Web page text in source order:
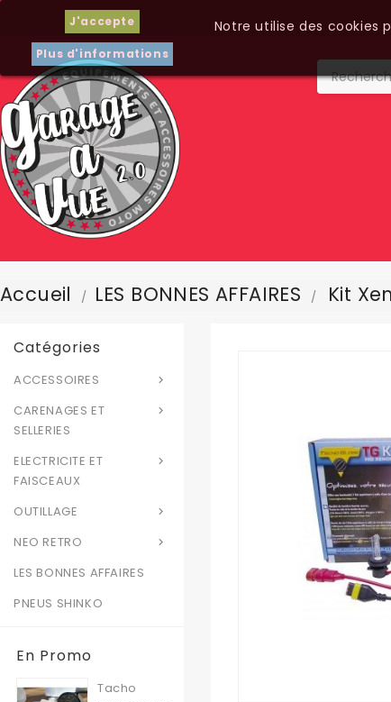
J'accepte
Plus d'informations
Notre utilise des
Accueil LES BONNES AFFAIRES Kit
Catégories

ACCESSOIRES

CARENAGES ET
SELLERIES

ELECTRICITE ET
FAISCEAUX

OUTILLAGE

NEO RETRO
LES BONNES AFFAIRES
PNEUS SHINKO
En Promo
Tacho